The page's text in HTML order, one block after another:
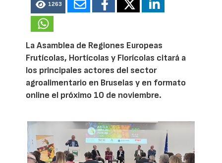
1263
La Asamblea de Regiones Europeas
Frutícolas, Hortícolas y Florícolas citará a
los principales actores del sector
agroalimentario en Bruselas y en formato
online el próximo 10 de noviembre.